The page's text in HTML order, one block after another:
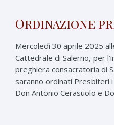
Ordinazione
Mercoledì 30 aprile 2025
Cattedrale di Salerno, per
preghiera consacratoria di
saranno ordinati Presbiteri
Don Antonio Cerasuolo e